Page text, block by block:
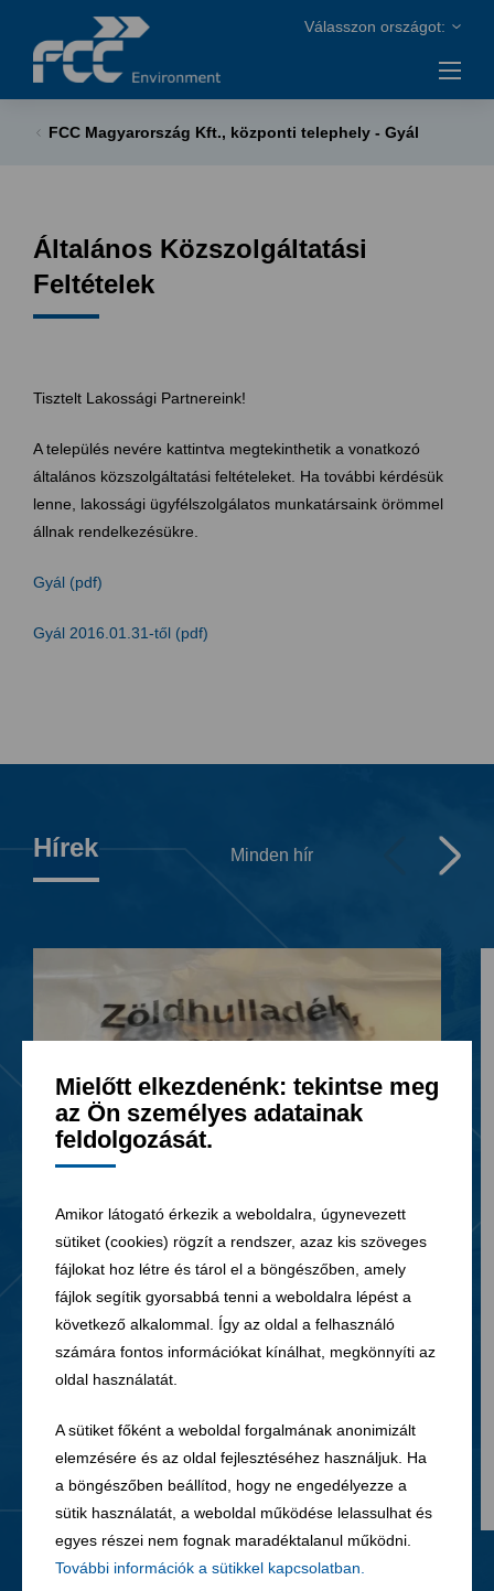
Mielőtt elkezdenénk: tekintse meg
az Ön személyes adatainak
feldolgozását.
Amikor látogató érkezik a weboldalra, úgynevezett
sütiket (cookies) rögzít a rendszer, azaz kis szöveges
fájlokat hoz létre és tárol el a böngészőben, amely
fájlok segítik gyorsabbá tenni a weboldalra lépést a
következő alkalommal. Így az oldal a felhasználó
számára fontos információkat kínálhat, megkönnyíti az
oldal használatát.
A sütiket főként a weboldal forgalmának anonimizált
elemzésére és az oldal fejlesztéséhez használjuk. Ha
a böngészőben beállítod, hogy ne engedélyezze a
sütik használatát, a weboldal működése lelassulhat és
egyes részei nem fognak maradéktalanul működni.
További információk a sütikkel kapcsolatban.
FCC Magyarország Kft., központi telephely - Gyál
Általános Közszolgáltatási
Feltételek
Tisztelt Lakossági Partnereink!
A település nevére kattintva megtekinthetik a vonatkozó
általános közszolgáltatási feltételeket. Ha további kérdésük
lenne, lakossági ügyfélszolgálatos munkatársaink örömmel
állnak rendelkezésükre.
Gyál (pdf)
Gyál 2016.01.31-től (pdf)
Hírek Minden hír
03. 08. 2026